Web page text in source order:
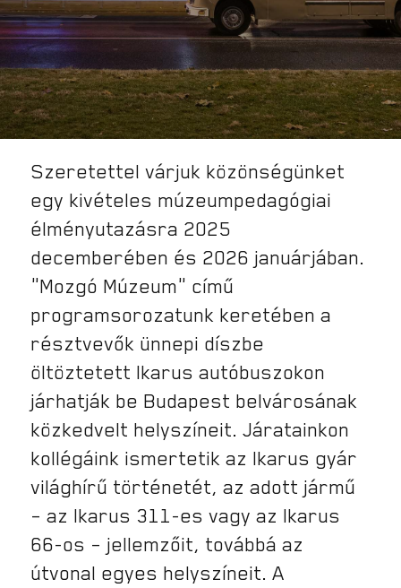
Szeretettel várjuk közönségünket
egy kivételes múzeumpedagógiai
élményutazásra 2025
decemberében és 2026 januárjában.
„Mozgó Múzeum” című
programsorozatunk keretében a
résztvevők ünnepi díszbe
öltöztetett Ikarus autóbuszokon
járhatják be Budapest belvárosának
közkedvelt helyszíneit. Járatainkon
kollégáink ismertetik az Ikarus gyár
világhírű történetét, az adott jármű
– az Ikarus 311-es vagy az Ikarus
66-os – jellemzőit, továbbá az
útvonal egyes helyszíneit. A